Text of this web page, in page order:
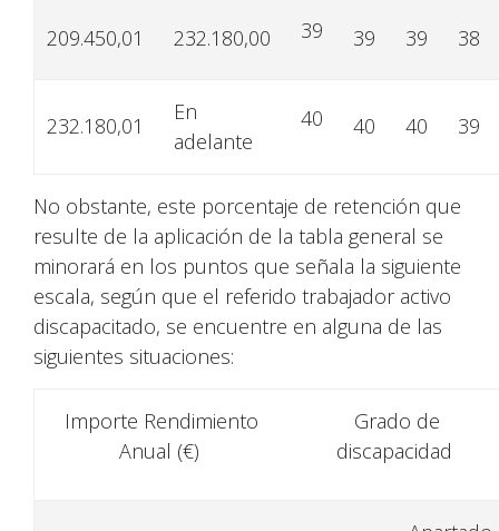
209.450,01 232.180,00 39 39 39 38
232.180,01
En
adelante
40 40 40 39
No obstante, este porcentaje de retención que
resulte de la aplicación de la tabla general se
minorará en los puntos que señala la siguiente
escala, según que el referido trabajador activo
discapacitado, se encuentre en alguna de las
siguientes situaciones:
Importe Rendimiento
Anual (€)
Grado de
discapacidad